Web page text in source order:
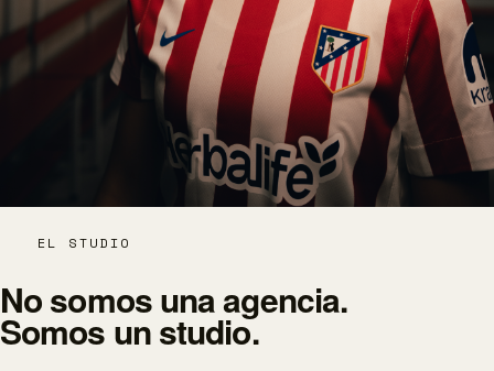
EL STUDIO
No somos una agencia.
Somos unstudio.